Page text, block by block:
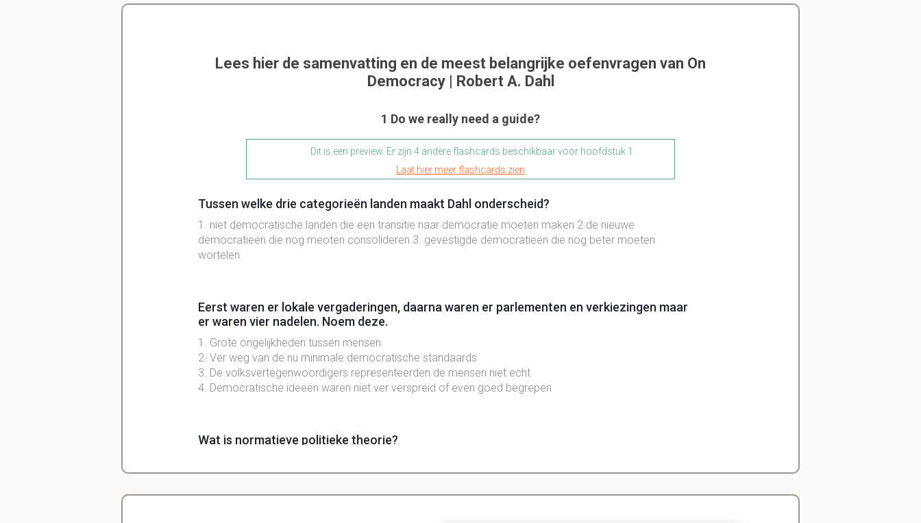
Lees hier de samenvatting en de meest belangrijke oefenvragen van On
Democracy | Robert A. Dahl
1 Do we really need a guide?
Dit is een preview. Er zijn 4 andere flashcards beschikbaar voor hoofdstuk 1
Laat hier meer flashcards zien
Tussen welke drie categorieën landen maakt Dahl onderscheid?
1. niet democratische landen die een transitie naar democratie moeten maken 2.de nieuwe
democratieën die nog meoten consolideren 3. gevestigde democratieën die nog beter moeten
wortelen.
Eerst waren er lokale vergaderingen, daarna waren er parlementen en verkiezingen maar
er waren vier nadelen. Noem deze.
1. Grote ongelijkheden tussen mensen
2. Ver weg van de nu minimale democratische standaards
3. De volksvertegenwoordigers representeerden de mensen niet echt
4. Democratische ideeën waren niet ver verspreid of even goed begrepen
Wat is normatieve politieke theorie?